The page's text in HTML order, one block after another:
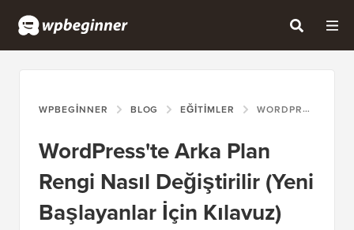
WPBEGINNER BLOG EĞITIMLER WORDPRESS'TE ARKA PLAN RENGI NASIL DEĞIŞTIRILIR (YENI BAŞLAYANLAR İÇIN KILAVUZ)
WordPress'te Arka Plan
Rengi Nasıl Değiştirilir (Yeni
Başlayanlar İçin Kılavuz)